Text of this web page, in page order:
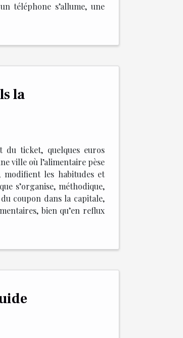
téléphone s’allume, une
la
ticket, quelques euros
ville où l’alimentaire pèse
les habitudes et
s’organise, méthodique,
coupon dans la capitale,
bien qu’en reflux